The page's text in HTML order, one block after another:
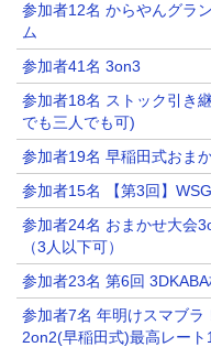
参加者12名 からやんグラ
ム
参加者41名 3on3
参加者18名 ストック引き
でも三人でも可)
参加者19名 早稲田式おま
参加者15名 【第3回】
参加者24名 おまかせ大会
（3人以下可）
参加者23名 第6回
参加者7名 年明けスマブラ
2on2(早稲田式)最高レー